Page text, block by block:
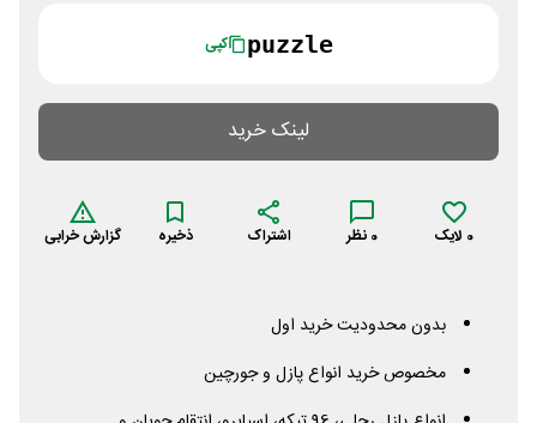
puzzle کپی
لینک خرید
0 لایک 0 نظر اشتراک ذخیره گزارش خرابی
بدون محدودیت خرید اول
مخصوص خرید انواع پازل و جورچین